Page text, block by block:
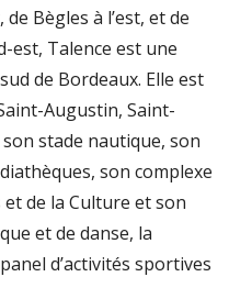
Bègles à l’est, et de
est, Talence est une
de Bordeaux. Elle est
Augustin, Saint-
stade nautique, son
son complexe
et de la Culture et son
et de danse, la
d’activités sportives